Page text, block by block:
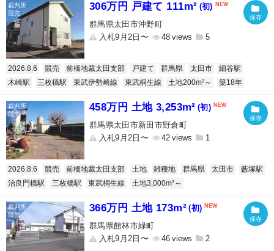
306万円 戸建て 111m² (初)
群馬県太田市沖野町
入札9月2日〜
48 5
2026.8.6 競売 前橋地裁太田支部 戸建て 群馬県 太田市
細谷駅
木崎駅
三枚橋駅 東武伊勢崎線 東武桐生線 土地200m²～ 築18年
458万円 土地 3,253m² (初)
群馬県太田市新田市野倉町
入札9月2日〜
42 1
2026.8.6 競売 前橋地裁太田支部 土地 雑種地 群馬県 太田市
藪塚駅
治良門橋駅
三枚橋駅 東武桐生線 土地3,000m²～
366万円 土地 173m² (初)
群馬県館林市緑町
入札9月2日〜
46 2